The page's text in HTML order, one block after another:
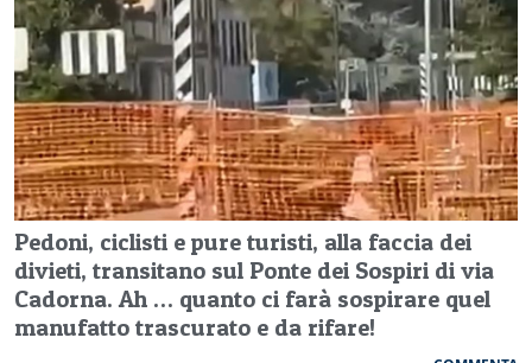
Pedoni, ciclisti e pure turisti, alla faccia dei
divieti, transitano sul Ponte dei Sospiri di via
Cadorna. Ah … quanto ci farà sospirare quel
manufatto trascurato e da rifare!